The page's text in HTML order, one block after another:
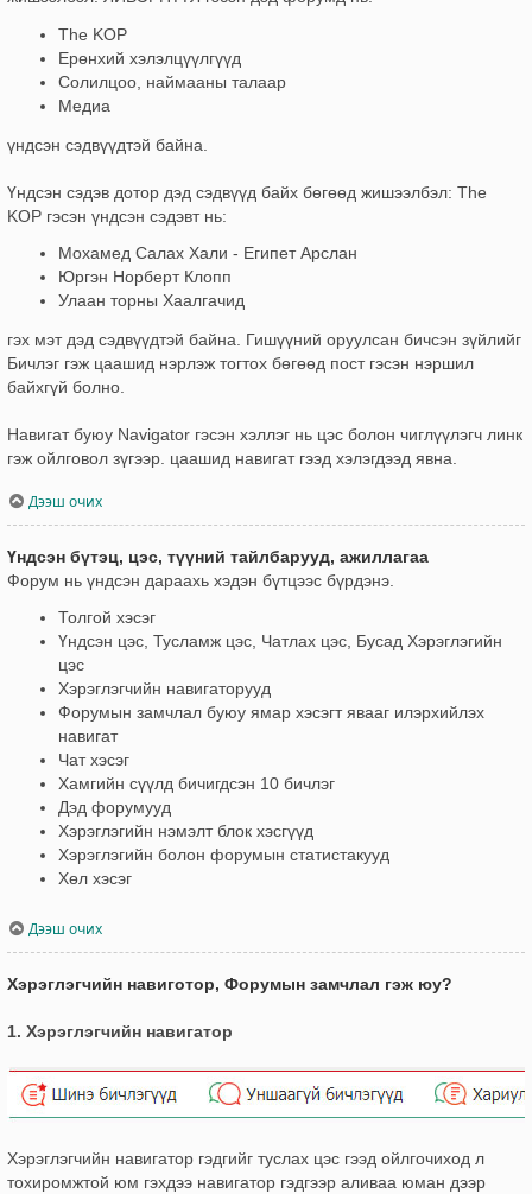
The KOP
Ерөнхий хэлэлцүүлгүүд
Солилцоо, наймааны талаар
Медиа
үндсэн сэдвүүдтэй байна.
Үндсэн сэдэв дотор дэд сэдвүүд байх бөгөөд жишээлбэл: The
KOP гэсэн үндсэн сэдэвт нь:
Мохамед Салах Хали - Египет Арслан
Юргэн Норберт Клопп
Улаан торны Хаалгачид
гэх мэт дэд сэдвүүдтэй байна. Гишүүний оруулсан бичсэн зүйлийг
Бичлэг гэж цаашид нэрлэж тогтох бөгөөд пост гэсэн нэршил
байхгүй болно.
Навигат буюу Navigator гэсэн хэллэг нь цэс болон чиглүүлэгч линк
гэж ойлговол зүгээр. цаашид навигат гээд хэлэгдээд явна.
Дээш очих
Үндсэн бүтэц, цэс, түүний тайлбарууд, ажиллагаа
Форум нь үндсэн дараахь хэдэн бүтцээс бүрдэнэ.
Толгой хэсэг
Үндсэн цэс, Тусламж цэс, Чатлах цэс, Бусад Хэрэглэгийн
цэс
Хэрэглэгчийн навигаторууд
Форумын замчлал буюу ямар хэсэгт явааг илэрхийлэх
навигат
Чат хэсэг
Хамгийн сүүлд бичигдсэн 10 бичлэг
Дэд форумууд
Хэрэглэгийн нэмэлт блок хэсгүүд
Хэрэглэгийн болон форумын статистакууд
Хөл хэсэг
Дээш очих
Хэрэглэгчийн навиготор, Форумын замчлал гэж юу?
1. Хэрэглэгчийн навигатор
Хэрэглэгчийн навигатор гэдгийг туслах цэс гээд ойлгочиход л
тохиромжтой юм гэхдээ навигатор гэдгээр аливаа юман дээр